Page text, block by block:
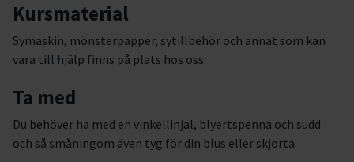
Kursmaterial
Symaskin, mönsterpapper, sytillbehör och annat som kan
vara till hjälp finns på plats hos oss.
Ta med
Du behöver ha med en vinkellinjal, blyertspenna och sudd
och så småningom även tyg för din blus eller skjorta.